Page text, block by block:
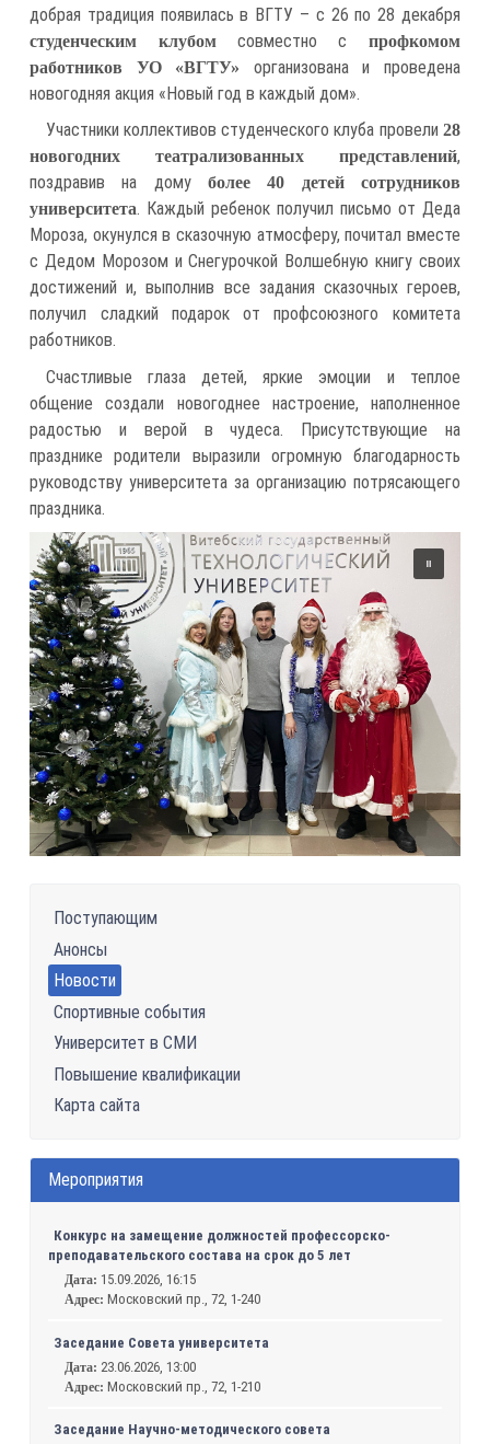
добрая традиция появилась в ВГТУ – с 26 по 28 декабря
студенческим клубомсовместно с профкомом
работников УО «ВГТУ»
организована и проведена
новогодняя акция «Новый год в каждый дом».
Участники коллективов студенческого клуба провели 28
новогодних театрализованных представлений,
поздравив на дому более 40 детей сотрудников
университета. Каждый ребенок получил письмо от Деда
Мороза, окунулся в сказочную атмосферу, почитал вместе
с Дедом Морозом и Снегурочкой Волшебную книгу своих
достижений и, выполнив все задания сказочных героев,
получил сладкий подарок от профсоюзного комитета
работников.
Счастливые глаза детей, яркие эмоции и теплое
общение создали новогоднее настроение, наполненное
радостью и верой в чудеса. Присутствующие на
празднике родители выразили огромную благодарность
руководству университета за организацию потрясающего
праздника.
Поступающим
Анонсы
Новости
Спортивные события
Университет в СМИ
Повышение квалификации
Карта сайта
Мероприятия
Конкурс на замещение должностей профессорско-
преподавательского состава на срок до 5 лет
Дата: 15.09.2026, 16:15
Адрес: Московский пр., 72, 1-240
Заседание Совета университета
Дата: 23.06.2026, 13:00
Адрес: Московский пр., 72, 1-210
Заседание Научно-методического совета